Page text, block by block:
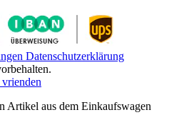
Datenschutzerklärung
Artikel aus dem Einkaufswagen